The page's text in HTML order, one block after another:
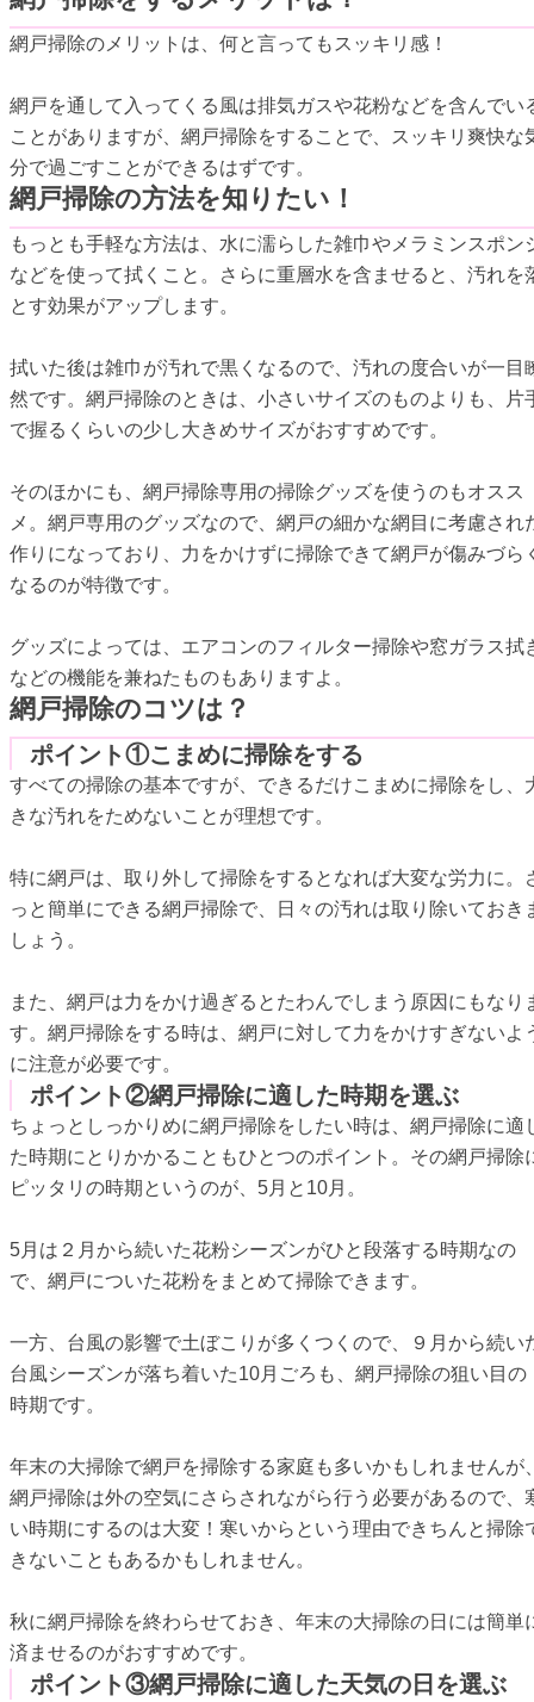
網戸掃除のメリットは、何と言ってもスッキリ感！
網戸を通して入ってくる風は排気ガスや花粉などを含んでい
ことがありますが、網戸掃除をすることで、スッキリ爽快な
分で過ごすことができるはずです。
網戸掃除の方法を知りたい！
もっとも手軽な方法は、水に濡らした雑巾やメラミンスポン
などを使って拭くこと。さらに重層水を含ませると、汚れを
とす効果がアップします。
拭いた後は雑巾が汚れで黒くなるので、汚れの度合いが一目
然です。網戸掃除のときは、小さいサイズのものよりも、片
で握るくらいの少し大きめサイズがおすすめです。
そのほかにも、網戸掃除専用の掃除グッズを使うのもオスス
メ。網戸専用のグッズなので、網戸の細かな網目に考慮され
作りになっており、力をかけずに掃除できて網戸が傷みづら
なるのが特徴です。
グッズによっては、エアコンのフィルター掃除や窓ガラス拭
などの機能を兼ねたものもありますよ。
網戸掃除のコツは？
ポイント①こまめに掃除をする
すべての掃除の基本ですが、できるだけこまめに掃除をし、
きな汚れをためないことが理想です。
特に網戸は、取り外して掃除をするとなれば大変な労力に。
っと簡単にできる網戸掃除で、日々の汚れは取り除いておき
しょう。
また、網戸は力をかけ過ぎるとたわんでしまう原因にもなり
す。網戸掃除をする時は、網戸に対して力をかけすぎないよ
に注意が必要です。
ポイント②網戸掃除に適した時期を選ぶ
ちょっとしっかりめに網戸掃除をしたい時は、網戸掃除に適
た時期にとりかかることもひとつのポイント。その網戸掃除
ピッタリの時期というのが、5月と10月。
5月は２月から続いた花粉シーズンがひと段落する時期なの
で、網戸についた花粉をまとめて掃除できます。
一方、台風の影響で土ぼこりが多くつくので、９月から続い
台風シーズンが落ち着いた10月ごろも、網戸掃除の狙い目の
時期です。
年末の大掃除で網戸を掃除する家庭も多いかもしれませんが
網戸掃除は外の空気にさらされながら行う必要があるので、
い時期にするのは大変！寒いからという理由できちんと掃除
きないこともあるかもしれません。
秋に網戸掃除を終わらせておき、年末の大掃除の日には簡単
済ませるのがおすすめです。
ポイント③網戸掃除に適した天気の日を選ぶ